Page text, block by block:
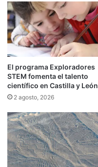
El programa Exploradores
STEM fomenta el talento
científico en Castilla y León
2 agosto, 2026